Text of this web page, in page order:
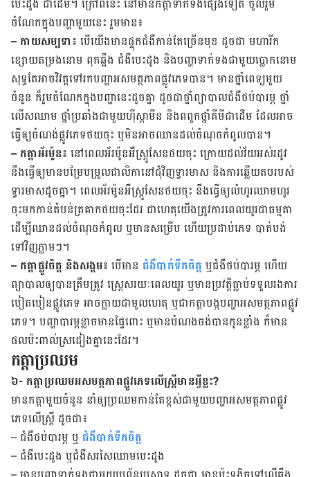
ចំណែក​ក្នុងបញ្ហា​មួយ​នេះ រួម​មាន៖
– កាយសម្បទា៖ បើ​យើង​​មាន​ផ្ទុក​ជំងឺ​កាន់​តែ​ច្រើន​មុខ ដូចជា​ ​មហារីក
ខ្សោយ​តម្រង​នោម ពុក​ឆ្អឹង ជំងឺ​បេះ​ដូង​ និង​បញ្ហា​ទាក់​ទង​ជាមួយ​ប្លោក​នោម
សុទ្ធ​តែ​អាច​​វិវត្ដ​ទៅ​រក​បញ្ហា​អសមត្ថភាព​ផ្លូវ​ភេទ​បាន។ មាន​ថ្នាំ​ពេទ្យ​មួយ​
ចំនួន ​ក៏​រួម​ចំណែក​ក្នុង​បញ្ហា​នេះ​ដូច​គ្នា​ ​ដូច​ជា​ថ្នាំ​​ព្យាបាល​ជំងឺ​ថប់​បារម្ភ ថ្នាំ​
លើសឈាម ថ្នាំ​ប្រឆាំង​ជាមួយ​ហ៊ីស្តាមីន និង​ពពួក​ថ្នាំ​គីមីជាដើម ដែល​អាច​
ធ្វើ​ឲ្យ​ចំណង់​​ផ្លូវ​ភេទ​ថយ​ចុះ ឬ​មិន​អាច​ឈាន​ដល់​ចំណុច​កំពូល​បាន។​
– កត្តាអ័រម៉ូន៖ នៅ​ពេល​អ័រម៉ូន​អឺស្ត្រូសែន​ថយ​ចុះ ក្រោយ​​ដល់​វ័យ​អស់​រដូវ
នឹង​ធ្វើ​ឲ្យ​មាន​បម្រែ​បម្រួល​ជាលិកា​នៅ​ជុំ​វិញ​ទ្វារមាស និង​ការ​ឆ្លើយ​តប​របស់​
ទ្វារ​មាស​ដូច​គ្នា។ ពេល​អ័រម៉ូន​អឺស្ត្រូសែន​ថយ​ចុះ នឹង​ធ្វើ​ឲ្យ​លំហូរ​ឈាម​ហូរ​
ចុះ​មក​កាន់​តំបន់​ត្រគាក​ថយ​ចុះដែរ ជា​ហេតុ​យើង​ត្រូវ​ការ​ពេល​យូរ​ជា​ធម្មតា​
ដើម្បី​ឈាន​ដល់​ចំណុច​កំពូល ឬ​មាន​សម្រើប ហើយ​ប្រដាប់​ភេទ បាត់​បង់​
ទៅ​វិញ​ភ្លាមៗ។
– កត្តា​ផ្លូវចិត្ត និង​​សង្គម៖ ​បើមាន ​​ជំងឺ​បាក់​ទឹក​ចិត្ត​ ឬ​ជំងឺ​ថប់​បារម្ភ​ ហើយ​
ព្យាបាល​ឲ្យ​បាន​ត្រឹម​ត្រូវ ​ស្ត្រេសរយៈ​​ពេល​យូរ ឬ​មាន​ប្រវត្ដិ​ធ្លាប់​ទទួល​រង​ការ​
បៀត​បៀន​ផ្លូវ​ភេទ ​អាច​ក្លាយ​ជាមូល​ហេតុ ឬជា​កត្តា​បង្ក​បញ្ហា​អសមត្ថភាព​ផ្លូវ​
ភេទ។ បញ្ហា​បារម្ភ​ខ្លាច​មាន​ផ្ទៃ​ពោះ ឬ​មាន​បំណង​ចង់​បាន​កូន​ខ្លាំង ​ក៏​មាន​
ផល​ប៉ះ​ពាល់​ស្រដៀង​គ្នានេះ​ដែរ។
កត្តាប្រឈម
៦- ​កត្តាប្រឈម​អសមត្ថភាព​ផ្លូវ​ភេទលើ​ស្ត្រី​មាន​អ្វី​ខ្លះ?
មាន​កត្តា​មួយ​ចំនួន​ នាំ​​ឲ្យ​ប្រឈម​កាន់​តែ​ខ្ពស់​ជាមួយ​បញ្ហា​អសមត្ថភាព​ផ្លូវ​
ភេទលើ​ស្ត្រី ដូច​ជា៖
– ជំងឺ​ថប់​បារម្ភ ឬ ​ ជំងឺ​បាក់​ទឹក​ចិត្ត
– ជំងឺ​បេះ​ដូង ឬ​ជំងឺសរសៃ​ឈាមបេះដូង